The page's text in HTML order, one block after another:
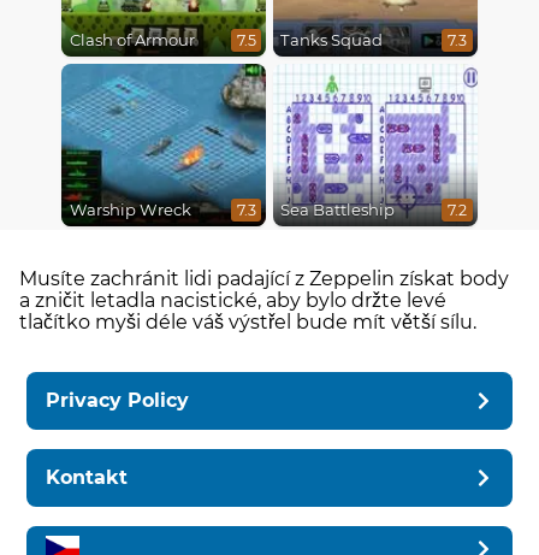
Clash of Armour 7.5 Tanks Squad 7.3
Warship Wreck 7.3 Sea Battleship 7.2
Musíte zachránit lidi padající z Zeppelin získat body
a zničit letadla nacistické, aby bylo držte levé
tlačítko myši déle váš výstřel bude mít větší sílu.
Privacy Policy
Kontakt